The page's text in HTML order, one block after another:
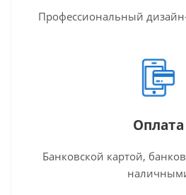
Профессиональный
Оплата
Банковской картой,